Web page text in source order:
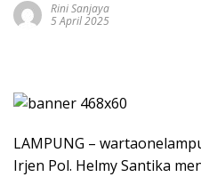
Rini Sanjaya
5 April 2025
LAMPUNG –
Irjen Pol. Helmy Santika